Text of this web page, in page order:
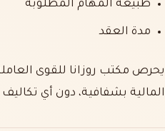
طبيعة المهام المطلوبة
مدة العقد
يحرص مكتب روزانا للقوى
المالية بشفافية، دون أي